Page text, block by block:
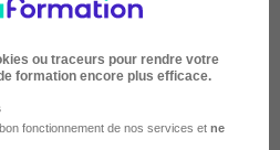
ou traceurs pour rendre votre
formation encore plus efficace.
fonctionnement de nos services et ne